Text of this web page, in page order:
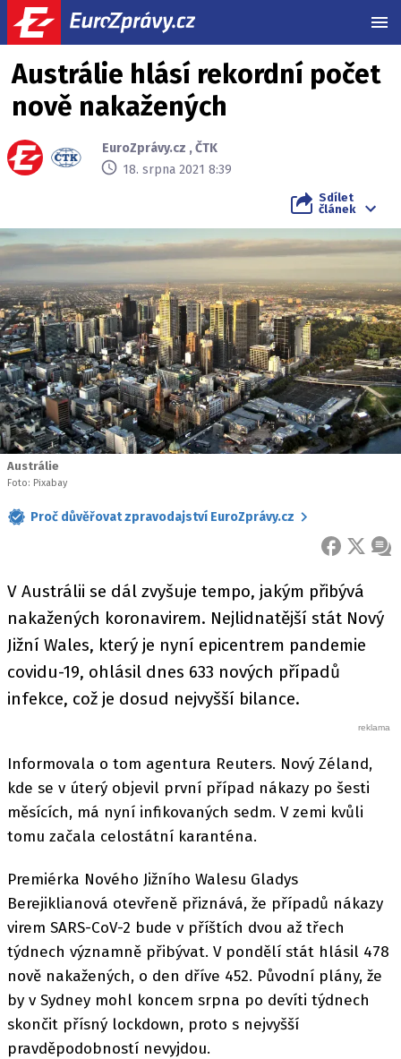
Austrálie hlásí rekordní počet
nově nakažených
EuroZprávy.cz ,ČTK
18. srpna 2021 8:39
Sdílet
článek
Austrálie
Foto: Pixabay
Proč důvěřovat zpravodajství EuroZprávy.cz
FACEBOOK
X
V Austrálii se dál zvyšuje tempo, jakým přibývá
nakažených koronavirem. Nejlidnatější stát Nový
Jižní Wales, který je nyní epicentrem pandemie
covidu-19, ohlásil dnes 633 nových případů
infekce, což je dosud nejvyšší bilance.
Informovala o tom agentura Reuters. Nový Zéland,
kde se v úterý objevil první případ nákazy po šesti
měsících, má nyní infikovaných sedm. V zemi kvůli
tomu začala celostátní karanténa.
Premiérka Nového Jižního Walesu Gladys
Berejiklianová otevřeně přiznává, že případů nákazy
virem SARS-CoV-2 bude v příštích dvou až třech
týdnech významně přibývat. V pondělí stát hlásil 478
nově nakažených, o den dříve 452. Původní plány, že
by v Sydney mohl koncem srpna po devíti týdnech
skončit přísný lockdown, proto s nejvyšší
pravděpodobností nevyjdou.